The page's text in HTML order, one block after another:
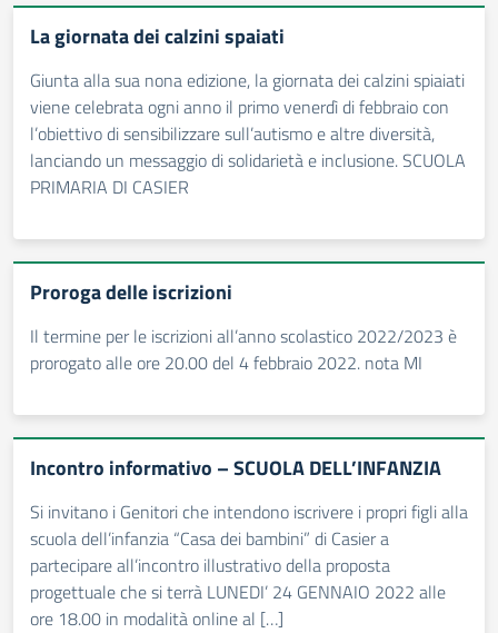
La giornata dei calzini spaiati
Giunta alla sua nona edizione, la giornata dei calzini spiaiati
viene celebrata ogni anno il primo venerdì di febbraio con
l’obiettivo di sensibilizzare sull’autismo e altre diversità,
lanciando un messaggio di solidarietà e inclusione. SCUOLA
PRIMARIA DI CASIER
Proroga delle iscrizioni
Il termine per le iscrizioni all’anno scolastico 2022/2023 è
prorogato alle ore 20.00 del 4 febbraio 2022. nota MI
Incontro informativo – SCUOLA DELL’INFANZIA
Si invitano i Genitori che intendono iscrivere i propri figli alla
scuola dell’infanzia “Casa dei bambini” di Casier a
partecipare all’incontro illustrativo della proposta
progettuale che si terrà LUNEDI’ 24 GENNAIO 2022 alle
ore 18.00 in modalità online al […]